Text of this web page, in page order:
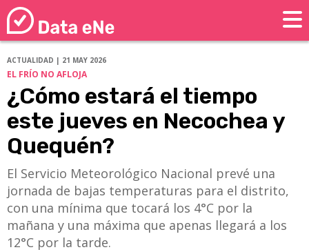
ACTUALIDAD | 21 MAY 2026
EL FRÍO NO AFLOJA
¿Cómo estará el tiempo
este jueves en Necochea y
Quequén?
El Servicio Meteorológico Nacional prevé una
jornada de bajas temperaturas para el distrito,
con una mínima que tocará los 4°C por la
mañana y una máxima que apenas llegará a los
12°C por la tarde.